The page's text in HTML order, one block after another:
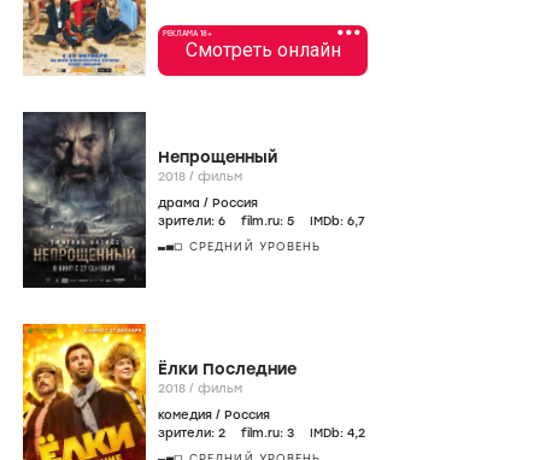
•••
РЕКЛАМА 18+
Смотреть онлайн
Непрощенный
2018 / фильм
драма / Россия
зрители: 6 film.ru: 5 IMDb: 6,7
СРЕДНИЙ УРОВЕНЬ
Ёлки Последние
2018 / фильм
комедия / Россия
зрители: 2 film.ru: 3 IMDb: 4,2